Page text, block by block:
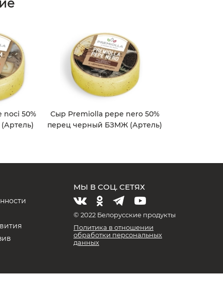
noci 50%
Сыр Premiolla pepe nero 50%
перец черный БЗМЖ (Артель)
МЫ В СОЦ. СЕТЯХ
© 2022 Белорусские продукты
Политика в отношении
обработки персональных
данных